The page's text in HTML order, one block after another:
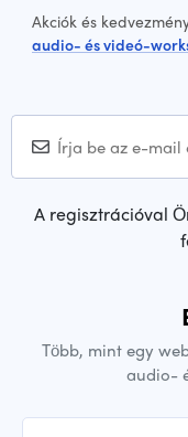
Akciók és
audio- és videó-
A regisztrációval
Több, mint egy
audio-